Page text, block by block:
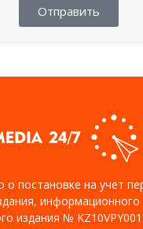
Отправить
о постановке на учет
информационного
издания №